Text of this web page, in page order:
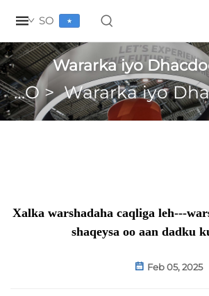
Wararka iyo
Ku jira XINMAO>Wararka
Xalka warshadaha caqliga
shaqeysa oo aan
Feb